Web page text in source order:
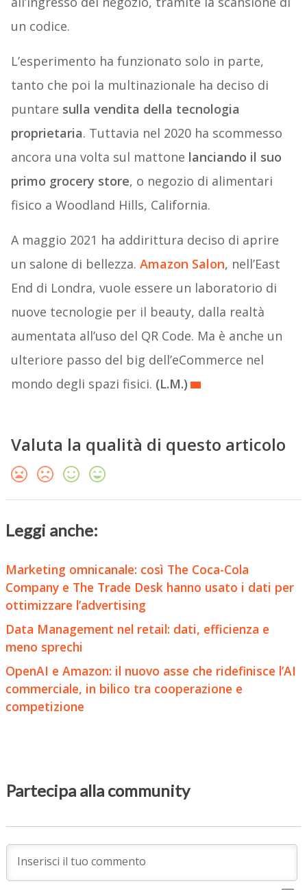
un codice.
L’esperimento ha funzionato solo in parte,
tanto che poi la multinazionale ha deciso di
puntare sulla vendita della tecnologia
proprietaria. Tuttavia nel 2020 ha scommesso
ancora una volta sul mattone lanciando il suo
primo grocery store, o negozio di alimentari
fisico a Woodland Hills, California.
A maggio 2021 ha addirittura deciso di aprire
un salone di bellezza. Amazon Salon, nell’East
End di Londra, vuole essere un laboratorio di
nuove tecnologie per il beauty, dalla realtà
aumentata all’uso del QR Code. Ma è anche un
ulteriore passo del big dell’eCommerce nel
mondo degli spazi fisici. (L.M.)
Valuta la qualità di questo articolo
Leggi anche:
Marketing omnicanale: così The Coca-Cola
Company e The Trade Desk hanno usato i dati per
ottimizzare l’advertising
Data Management nel retail: dati, efficienza e
meno sprechi
OpenAI e Amazon: il nuovo asse che ridefinisce l’AI
commerciale, in bilico tra cooperazione e
competizione
Partecipa alla community